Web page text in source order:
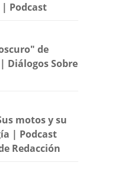
Podcast
de
Diálogos Sobre
motos y su
| Podcast
Redacción